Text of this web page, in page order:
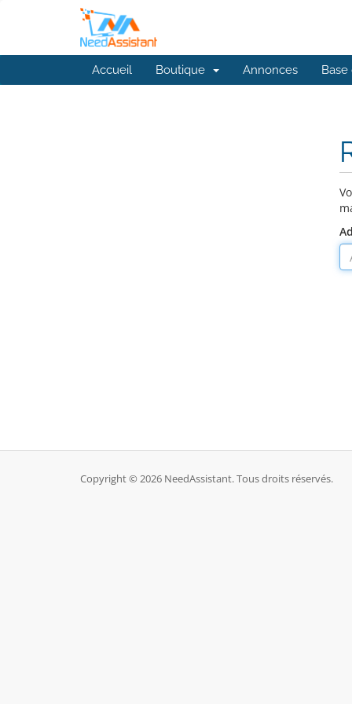
Accueil Boutique Annonces Base
Copyright © 2026 NeedAssistant. Tous droits réservés.